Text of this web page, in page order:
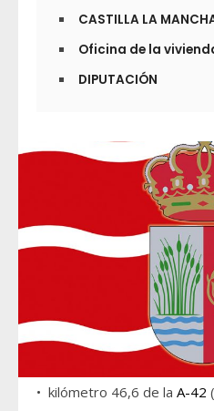
CASTILLA LA
Oficina de la
DIPUTACIÓN
• kilómetro 46,6 de la A-42